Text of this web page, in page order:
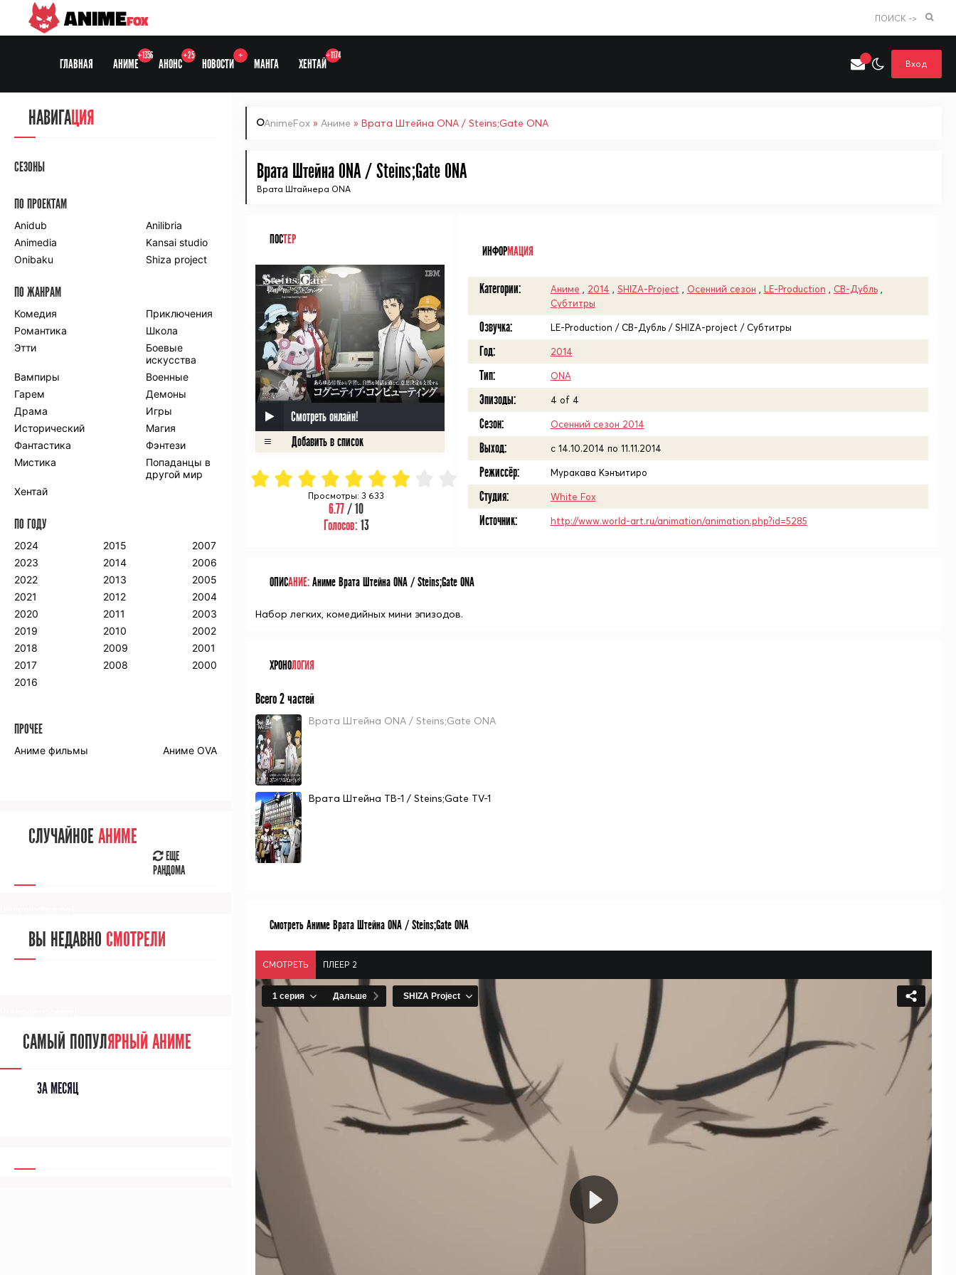
ANIMEFOX ПОИСК ->
ГЛАВНАЯ АНИМЕ
+1356
АНОНС
+25
НОВОСТИ
+
МАНГА ХЕНТАЙ
+1174
Вход
AnimeFox » Аниме » Врата Штейна ONA / Steins;Gate ONA
Врата Штейна ONA / Steins;Gate ONA
Врата Штайнера ONA
ПОСТЕР
Смотреть онлайн!
Просмотры: 3 633
6.77/ 10
Голосов: 13
ИНФОРМАЦИЯ
Категории: Аниме 2014 SHIZA-Project Осенний сезон LE-Production СВ-Дубль,
Субтитры
Озвучка: LE-Production / СВ-Дубль / SHIZA-project / Субтитры
Год: 2014
Тип: ONA
Эпизоды: 4 of 4
Сезон: Осенний сезон 2014
Выход: c 14.10.2014 по 11.11.2014
Режиссёр: Муракава Кэнъитиро
Студия: White Fox
Источник: http://www.world-art.ru/animation/animation.php?id=5285
ОПИСАНИЕ:Аниме Врата Штейна ONA / Steins;Gate ONA
Набор легких, комедийных мини эпизодов.
ХРОНОЛОГИЯ
Всего 2 частей
Врата Штейна ONA / Steins;Gate ONA
Врата Штейна ТВ-1 / Steins;Gate TV-1
Смотреть Аниме Врата Штейна ONA / Steins;Gate ONA
СМОТРЕТЬ ПЛЕЕР 2
НАВИГАЦИЯ
СЕЗОНЫ
ПО ПРОЕКТАМ
Anidub
Anilibria
Animedia
Kansai studio
Onibaku
Shiza project
ПО ЖАНРАМ
Комедия
Приключения
Романтика
Школа
Этти
Боевые
искусства
Вампиры
Военные
Гарем
Демоны
Драма
Игры
Исторический
Магия
Фантастика
Фэнтези
Мистика
Попаданцы в
другой мир
Хентай
ПО ГОДУ
2024
2023
2022
2021
2020
2019
2018
2017
2016
2015
2014
2013
2012
2011
2010
2009
2008
2007
2006
2005
2004
2003
2002
2001
2000
ПРОЧЕЕ
Аниме фильмы Аниме OVA
СЛУЧАЙНОЕ АНИМЕ
ЕЩЕ
РАНДОМА
ВЫ НЕДАВНО СМОТРЕЛИ
САМЫЙ ПОПУЛЯРНЫЙ АНИМЕ
ЗА МЕСЯЦ